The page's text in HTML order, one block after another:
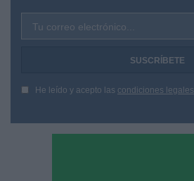
Tu correo electrónico...
He leído y acepto las condiciones legales